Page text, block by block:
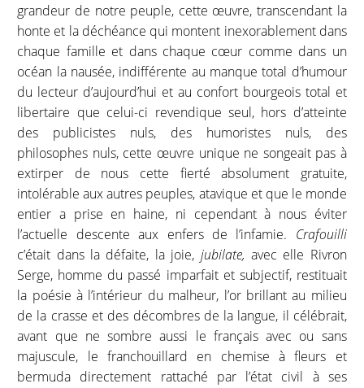
grandeur de notre peuple, cette œuvre, transcendant la
honte et la déchéance qui montent inexorablement dans
chaque famille et dans chaque cœur comme dans un
océan la nausée, indifférente au manque total d’humour
du lecteur d’aujourd’hui et au confort bourgeois total et
libertaire que celui-ci revendique seul, hors d’atteinte
des publicistes nuls, des humoristes nuls, des
philosophes nuls, cette œuvre unique ne songeait pas à
extirper de nous cette fierté absolument gratuite,
intolérable aux autres peuples, atavique et que le monde
entier a prise en haine, ni cependant à nous éviter
l’actuelle descente aux enfers de l’infamie. Crafouilli
c’était dans la défaite, la joie, jubilate, avec elle Rivron
Serge, homme du passé imparfait et subjectif, restituait
la poésie à l’intérieur du malheur, l’or brillant au milieu
de la crasse et des décombres de la langue, il célébrait,
avant que ne sombre aussi le français avec ou sans
majuscule, le franchouillard en chemise à fleurs et
bermuda directement rattaché par l’état civil à ses